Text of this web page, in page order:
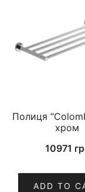
Полиця
хром
10971
ADD TO